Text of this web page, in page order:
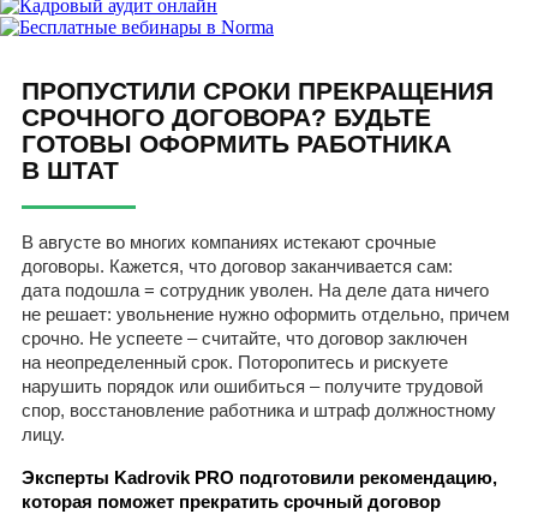
ПРОПУСТИЛИ СРОКИ ПРЕКРАЩЕНИЯ
СРОЧНОГО ДОГОВОРА? БУДЬТЕ
ГОТОВЫ ОФОРМИТЬ РАБОТНИКА
В ШТАТ
В августе во многих компаниях истекают срочные
договоры. Кажется, что договор заканчивается сам:
дата подошла = сотрудник уволен. На деле дата ничего
не решает: увольнение нужно оформить отдельно, причем
срочно. Не успеете – считайте, что договор заключен
на неопределенный срок. Поторопитесь и рискуете
нарушить порядок или ошибиться – получите трудовой
спор, восстановление работника и штраф должностному
лицу.
Эксперты Kadrovik PRO подготовили рекомендацию,
которая поможет прекратить срочный договор